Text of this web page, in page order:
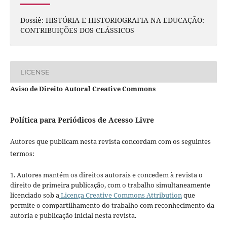
Dossiê: HISTÓRIA E HISTORIOGRAFIA NA EDUCAÇÃO:
CONTRIBUIÇÕES DOS CLÁSSICOS
LICENSE
Aviso de Direito Autoral Creative Commons
Política para Periódicos de Acesso Livre
Autores que publicam nesta revista concordam com os seguintes
termos:
1. Autores mantém os direitos autorais e concedem à revista o
direito de primeira publicação, com o trabalho simultaneamente
licenciado sob aLicença Creative Commons Attributionque
permite o compartilhamento do trabalho com reconhecimento da
autoria e publicação inicial nesta revista.